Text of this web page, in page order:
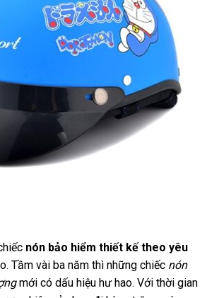
nón bảo hiểm thiết kế theo yêu
Tầm vài ba năm thì những chiếc nón
mới có dấu hiệu hư hao. Với thời gian